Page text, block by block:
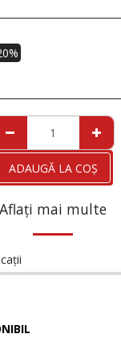
ADAUGĂ LA COŞ
Aflați mai multe